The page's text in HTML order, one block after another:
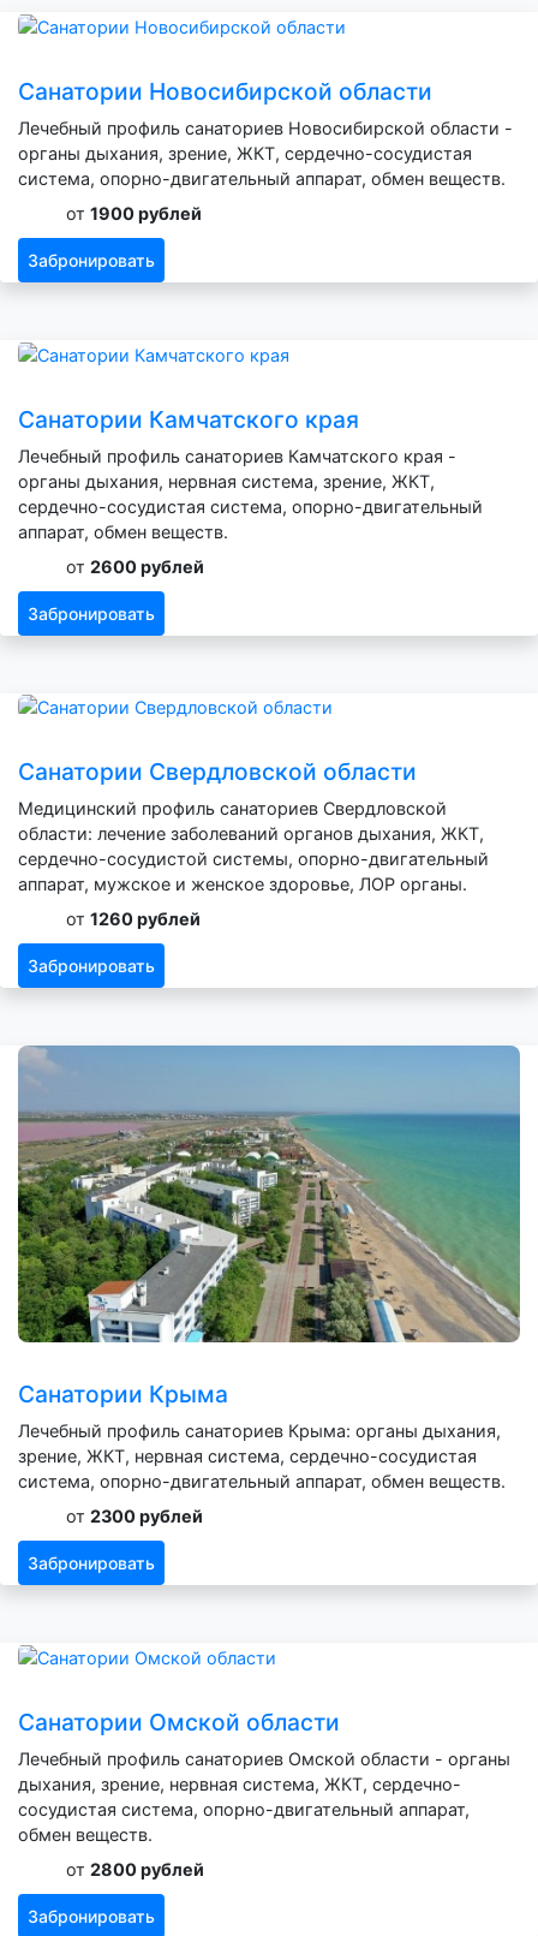
Санатории Новосибирской области
Лечебный профиль санаториев Новосибирской области -
органы дыхания, зрение, ЖКТ, сердечно-сосудистая
система, опорно-двигательный аппарат, обмен веществ.
от 1900 рублей
Забронировать
Санатории Камчатского края
Лечебный профиль санаториев Камчатского края -
органы дыхания, нервная система, зрение, ЖКТ,
сердечно-сосудистая система, опорно-двигательный
аппарат, обмен веществ.
от 2600 рублей
Забронировать
Санатории Свердловской области
Медицинский профиль санаториев Свердловской
области: лечение заболеваний органов дыхания, ЖКТ,
сердечно-сосудистой системы, опорно-двигательный
аппарат, мужское и женское здоровье, ЛОР органы.
от 1260 рублей
Забронировать
Санатории Крыма
Лечебный профиль санаториев Крыма: органы дыхания,
зрение, ЖКТ, нервная система, сердечно-сосудистая
система, опорно-двигательный аппарат, обмен веществ.
от 2300 рублей
Забронировать
Санатории Омской области
Лечебный профиль санаториев Омской области - органы
дыхания, зрение, нервная система, ЖКТ, сердечно-
сосудистая система, опорно-двигательный аппарат,
обмен веществ.
от 2800 рублей
Забронировать